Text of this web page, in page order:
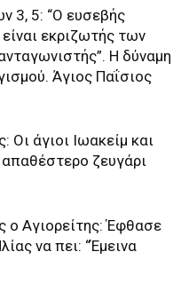
3, 5: “Ο ευσεβής
εκριζωτής των
Η δύναμη
Άγιος Παΐσιος
Οι άγιοι Ιωακείμ και
απαθέστερο ζευγάρι
ο Αγιορείτης: Έφθασε
να πει: “Έμεινα